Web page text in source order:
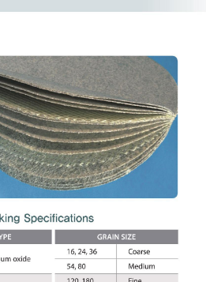
Home Contact Sitemap English